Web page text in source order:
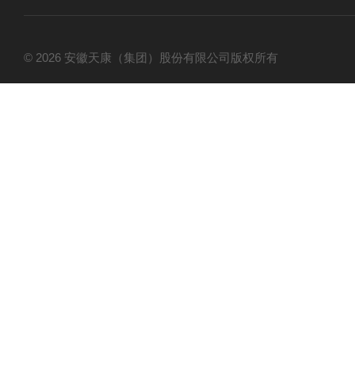
© 2026 安徽天康（集团）股份有限公司版权所有